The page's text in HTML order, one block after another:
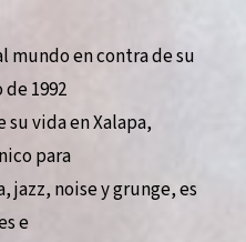
mundo en contra de su
1992
su vida en Xalapa,
para
jazz, noise y grunge, es
e